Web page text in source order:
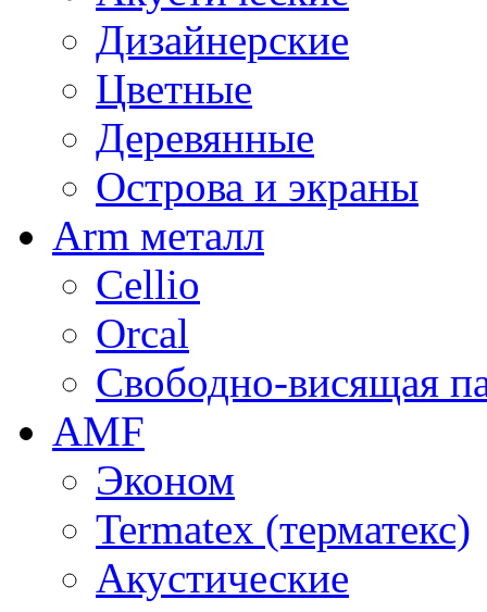
Дизайнерские
Цветные
Деревянные
Острова и экраны
Arm металл
Cellio
Orcal
Свободно-висящая
AMF
Эконом
Termatex (терматекс)
Акустические